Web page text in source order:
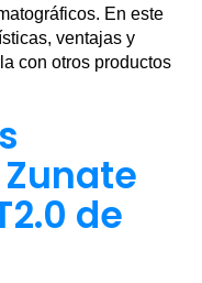
En este
ventajas y
con otros productos
de